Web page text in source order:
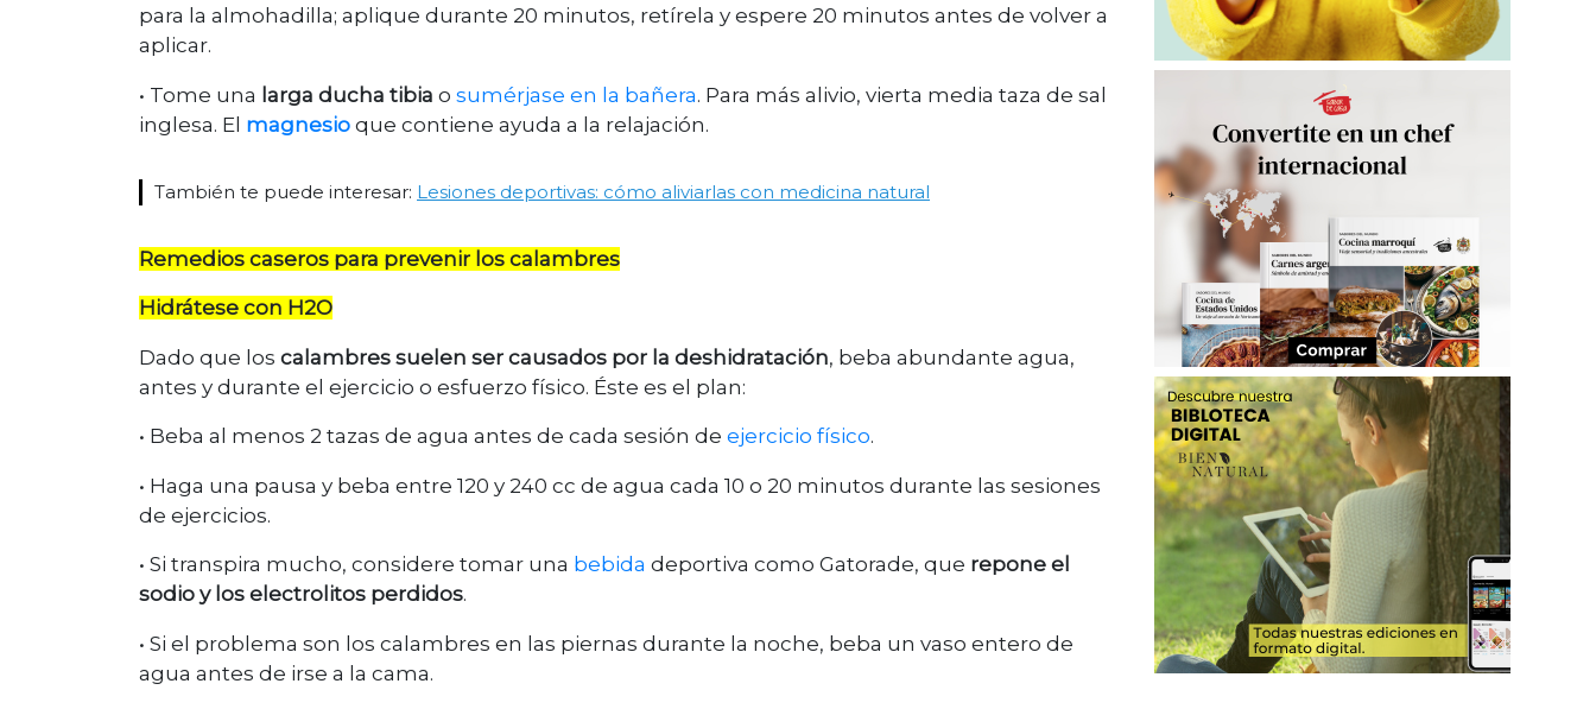
para la almohadilla; aplique durante 20 minutos, retírela y espere 20 minutos antes de volver a
aplicar.
• Tome una larga ducha tibia o sumérjase en la bañera. Para más alivio, vierta media taza de sal
inglesa. El magnesio que contiene ayuda a la relajación.
También te puede interesar: Lesiones deportivas: cómo aliviarlas con medicina natural
Remedios caseros para prevenir los calambres
Hidrátese con H2O
Dado que los calambres suelen ser causados por la deshidratación, beba abundante agua,
antes y durante el ejercicio o esfuerzo físico. Éste es el plan:
• Beba al menos 2 tazas de agua antes de cada sesión de ejercicio físico.
• Haga una pausa y beba entre 120 y 240 cc de agua cada 10 o 20 minutos durante las sesiones
de ejercicios.
• Si transpira mucho, considere tomar una bebida deportiva como Gatorade, que repone el
sodio y los electrolitos perdidos.
• Si el problema son los calambres en las piernas durante la noche, beba un vaso entero de
agua antes de irse a la cama.